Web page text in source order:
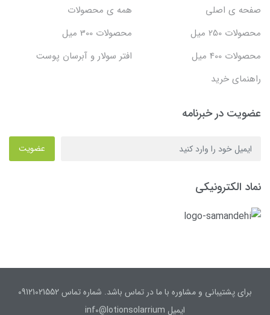
صفحه ی اصلی
همه ی محصولات
محصولات 250 میل
محصولات 300 میل
محصولات 400 میل
افتر سولار و آبرسان پوست
راهنمای خرید
عضویت در خبرنامه
عضویت
نماد الکترونیکی
برای پشتیبانی و مشاوره با ما در تماس باشد. شماره تماس 09121021552
ایمیل inf0@lotionsolarrium